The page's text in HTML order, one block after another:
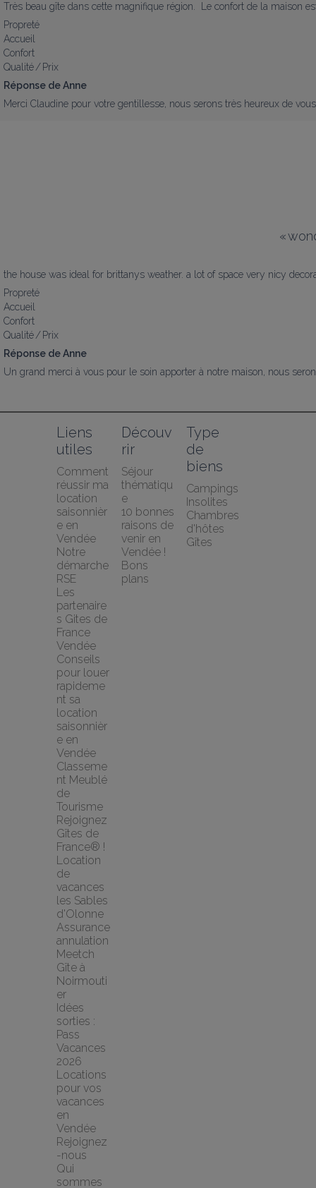
Très beau gîte dans cette magnifique région.  Le confort de la maison
Propreté
Accueil
Confort
Qualité / Prix
Réponse de Anne
Merci Claudine pour votre gentillesse, nous serons très heureux de
«
the house was ideal for brittanys weather. a lot of space very nicy
Propreté
Accueil
Confort
Qualité / Prix
Réponse de Anne
Un grand merci à vous pour le soin apporter à notre maison, nous
Liens
utiles
Comment
réussir ma
location
saisonnièr
e en
Vendée
Notre
démarche
RSE
Les
partenaire
s Gites de
France
Vendée
Conseils
pour louer
rapideme
nt sa
location
saisonnièr
e en
Vendée
Classeme
nt Meublé
de
Tourisme
Rejoignez
Gîtes de
France® !
Location
de
vacances
les Sables
d'Olonne
Assurance
annulation
Meetch
Gîte à
Noirmouti
er
Idées
sorties :
Pass
Vacances
2026
Locations
pour vos
vacances
en
Vendée
Rejoignez
-nous
Qui
sommes
Découv
rir
Séjour
thématiqu
e
10 bonnes
raisons de
venir en
Vendée !
Bons
plans
Type
de
biens
Campings
Insolites
Chambres
d'hôtes
Gîtes